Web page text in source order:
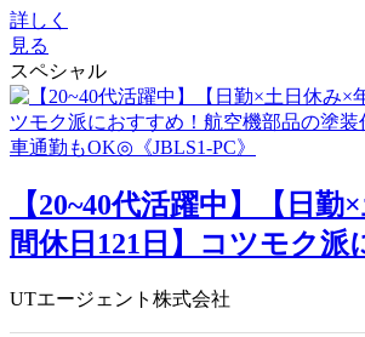
詳しく
見る
スペシャル
【20~40代活躍中】【日勤
間休日121日】コツモク派
UTエージェント株式会社